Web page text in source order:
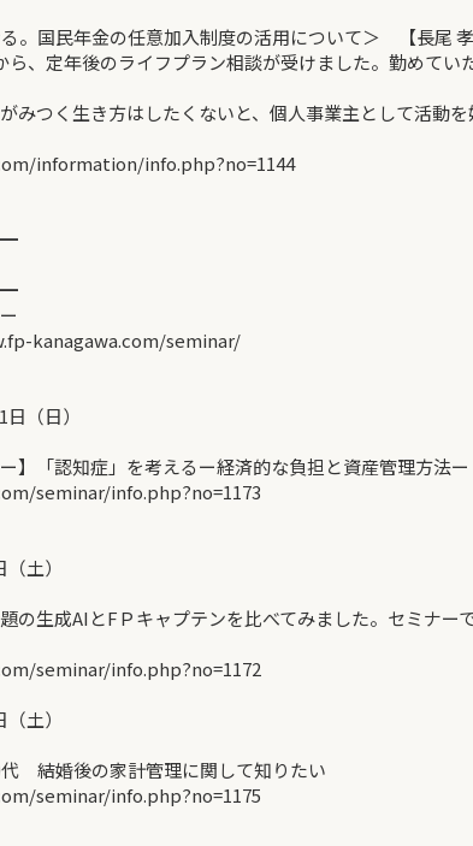
。国民年金の任意加入制度の活用について＞ 【長尾 孝
ら、定年後のライフプラン相談が受けました。勤めてい
みつく生き方はしたくないと、個人事業主として活動
information/info.php?no=1144
kanagawa.com/seminar/
（日）
】「認知症」を考えるー経済的な負担と資産管理方法ー
seminar/info.php?no=1173
土）
の生成AIとFＰキャプテンを比べてみました。セミナー
seminar/info.php?no=1172
土）
結婚後の家計管理に関して知りたい
seminar/info.php?no=1175